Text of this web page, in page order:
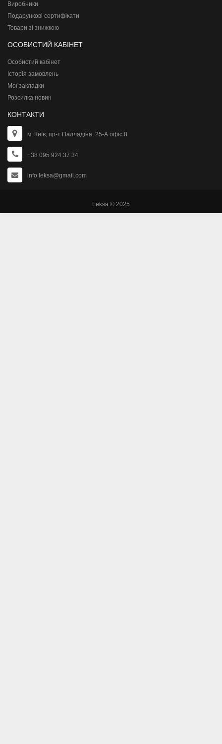
Виробники
Подарункові сертифікати
Товари зі знижкою
ОСОБИСТИЙ КАБІНЕТ
Особистий кабінет
Історія замовлень
Мої закладки
Розсилка новин
КОНТАКТИ
м. Київ, пр-т Палладіна, 25-А офіс 8
+38 095 924 37 34
info.leksa@gmail.com
Leksa © 2025